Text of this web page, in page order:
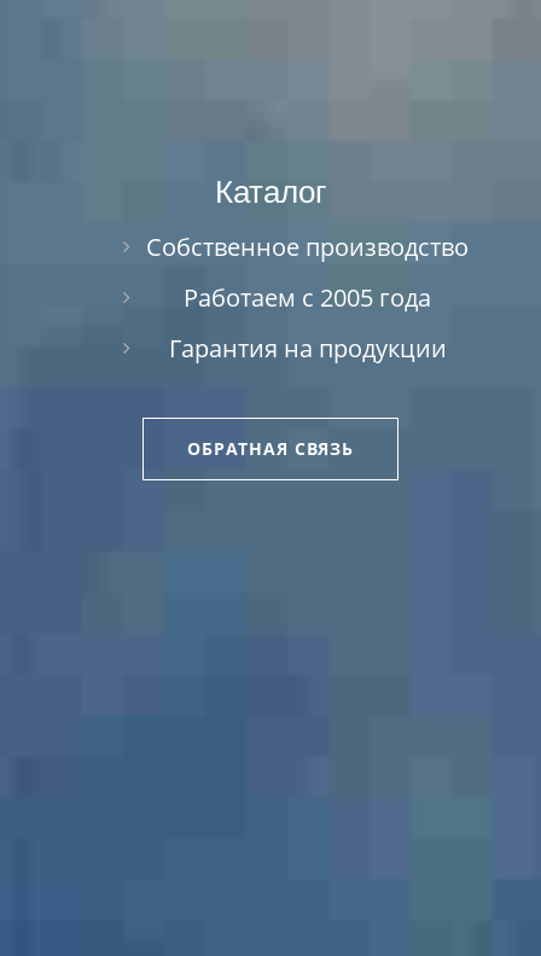
Каталог
Собственное производство
Работаем с 2005 года
Гарантия на продукции
ОБРАТНАЯ СВЯЗЬ